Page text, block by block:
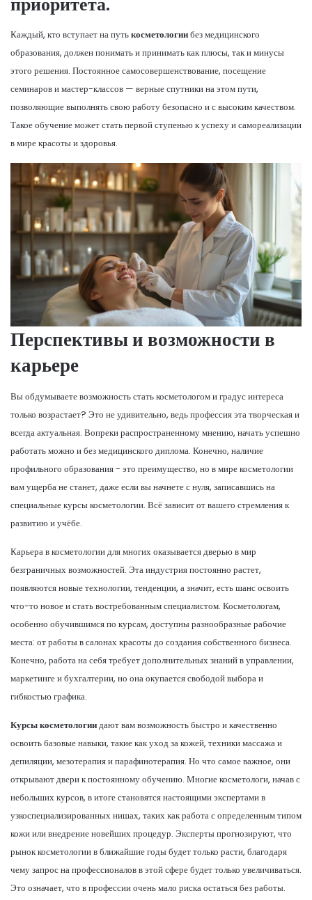
Каждый, кто вступает на путькосметологиибез медицинского
образования, должен понимать и принимать как плюсы, так и минусы
этого решения. Постоянное самосовершенствование, посещение
семинаров и мастер-классов — верные спутники на этом пути,
позволяющие выполнять свою работу безопасно и с высоким качеством.
Такое обучение может стать первой ступенью к успеху и самореализации
в мире красоты и здоровья.
Перспективы и возможности в
карьере
Вы обдумываете возможность стать косметологом и градус интереса
только возрастает? Это не удивительно, ведь профессия эта творческая и
всегда актуальная. Вопреки распространенному мнению, начать успешно
работать можно и без медицинского диплома. Конечно, наличие
профильного образования - это преимущество, но в мире косметологии
вам ущерба не станет, даже если вы начнете с нуля, записавшись на
специальные курсы косметологии. Всё зависит от вашего стремления к
развитию и учёбе.
Карьера в косметологии для многих оказывается дверью в мир
безграничных возможностей. Эта индустрия постоянно растет,
появляются новые технологии, тенденции, а значит, есть шанс освоить
что-то новое и стать востребованным специалистом. Косметологам,
особенно обучившимся по курсам, доступны разнообразные рабочие
места: от работы в салонах красоты до создания собственного бизнеса.
Конечно, работа на себя требует дополнительных знаний в управлении,
маркетинге и бухгалтерии, но она окупается свободой выбора и
гибкостью графика.
Курсы косметологиидают вам возможность быстро и качественно
освоить базовые навыки, такие как уход за кожей, техники массажа и
депиляции, мезотерапия и парафинотерапия. Но что самое важное, они
открывают двери к постоянному обучению. Многие косметологи, начав с
небольших курсов, в итоге становятся настоящими экспертами в
узкоспециализированных нишах, таких как работа с определенным типом
кожи или внедрение новейших процедур. Эксперты прогнозируют, что
рынок косметологии в ближайшие годы будет только расти, благодаря
чему запрос на профессионалов в этой сфере будет только увеличиваться.
Это означает, что в профессии очень мало риска остаться без работы.